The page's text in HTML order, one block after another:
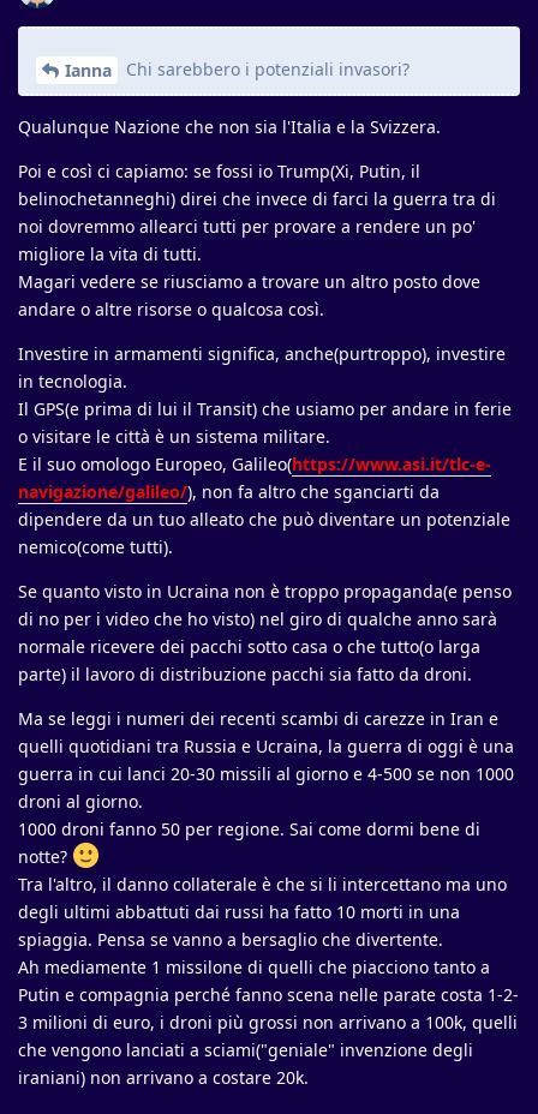
Ianna Chi sarebbero i potenziali invasori?
Qualunque Nazione che non sia l'Italia e la Svizzera.
Poi e così ci capiamo: se fossi io Trump(Xi, Putin, il
belinochetanneghi) direi che invece di farci la guerra tra di
noi dovremmo allearci tutti per provare a rendere un po'
migliore la vita di tutti.
Magari vedere se riusciamo a trovare un altro posto dove
andare o altre risorse o qualcosa così.
Investire in armamenti significa, anche(purtroppo), investire
in tecnologia.
Il GPS(e prima di lui il Transit) che usiamo per andare in ferie
o visitare le città è un sistema militare.
E il suo omologo Europeo, Galileo(https://www.asi.it/tlc-e-
navigazione/galileo/), non fa altro che sganciarti da
dipendere da un tuo alleato che può diventare un potenziale
nemico(come tutti).
Se quanto visto in Ucraina non è troppo propaganda(e penso
di no per i video che ho visto) nel giro di qualche anno sarà
normale ricevere dei pacchi sotto casa o che tutto(o larga
parte) il lavoro di distribuzione pacchi sia fatto da droni.
Ma se leggi i numeri dei recenti scambi di carezze in Iran e
quelli quotidiani tra Russia e Ucraina, la guerra di oggi è una
guerra in cui lanci 20-30 missili al giorno e 4-500 se non 1000
droni al giorno.
1000 droni fanno 50 per regione. Sai come dormi bene di
notte?
Tra l'altro, il danno collaterale è che si li intercettano ma uno
degli ultimi abbattuti dai russi ha fatto 10 morti in una
spiaggia. Pensa se vanno a bersaglio che divertente.
Ah mediamente 1 missilone di quelli che piacciono tanto a
Putin e compagnia perché fanno scena nelle parate costa 1-2-
3 milioni di euro, i droni più grossi non arrivano a 100k, quelli
che vengono lanciati a sciami("geniale" invenzione degli
iraniani) non arrivano a costare 20k.